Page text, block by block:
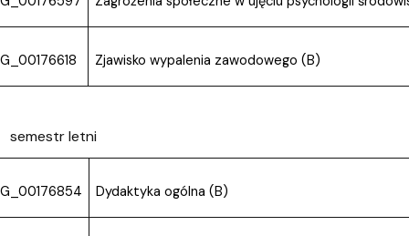
Zjawisko wypalenia zawodowego (B)
semestr letni
Dydaktyka ogólna (B)